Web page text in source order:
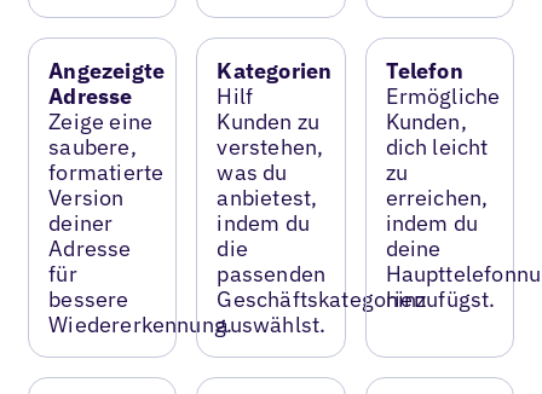
Angezeigte
Adresse
Zeige eine
saubere,
formatierte
Version
deiner
Adresse
für
bessere
Wiedererkennung.
Kategorien
Hilf
Kunden zu
verstehen,
was du
anbietest,
indem du
die
passenden
Geschäftskategorien
auswählst.
Telefon
Ermögliche
Kunden,
dich leicht
zu
erreichen,
indem du
deine
hinzufügst.